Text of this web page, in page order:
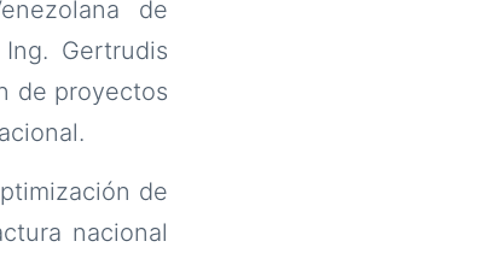
de
Gertrudis
de proyectos
de
nacional